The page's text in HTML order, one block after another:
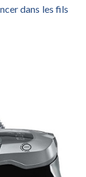
dans les fils